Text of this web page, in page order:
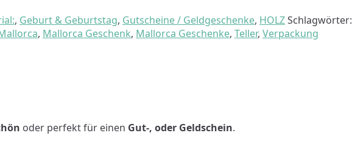
, Geburt & Geburtstag, Gutscheine / Geldgeschenke, HOLZSchlagwörter:
, Mallorca Geschenk, Mallorca Geschenke, Teller, Verpackung
oder perfekt für einen Gut-, oder Geldschein.